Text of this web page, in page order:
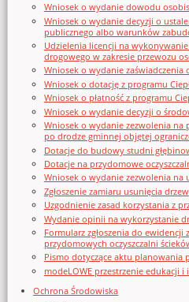
Wniosek o wydanie dowodu
Wniosek o wydanie decyzji o
publicznego albo warunków
Udzielenia licencji na
drogowego w zakresie przewozu
Wniosek o wydanie zaświadczenia
Wniosek o dotację z programu
Wniosek o płatność z programu
Wniosek o wydanie decyzji o
Wniosek o wydanie zezwolenia na
po drodze gminnej objętej
Dotacje do budowy studni
Dotacje na przydomowe
Wniosek o wydanie zezwolenia na
Zgłoszenie zamiaru usunięcia drzew
Uzgodnienie zasad korzystania z
Wydanie opinii na wykorzystanie
Formularz zgłoszenia do
przydomowych oczyszczalni
Pismo dotyczące aktu planowania
modeLOWE przestrzenie edukacji
Ochrona Środowiska